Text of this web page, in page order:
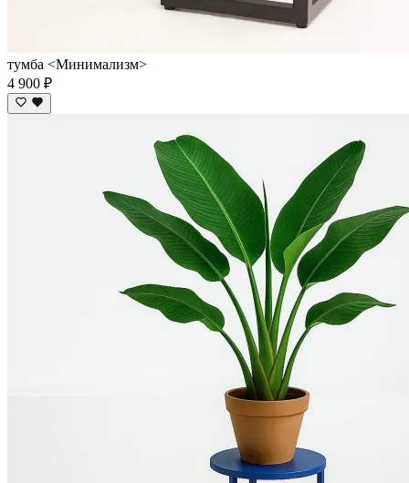
тумба <Минимализм>
4 900 ₽